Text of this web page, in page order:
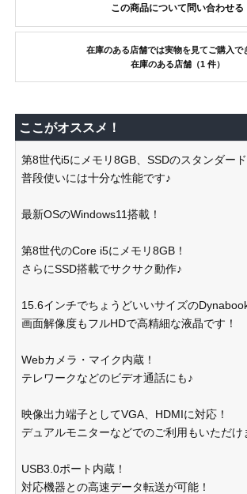
この商品について問い合わせる
在庫のある店舗では実物を見てご購入で
在庫のある店舗（1 件）
ここがオススメ！
第8世代i5にメモリ8GB、SSDのスタンダード
普段使いには十分な性能です♪
最新OSのWindows11搭載！
第8世代のCore i5にメモリ8GB！
さらにSSD搭載でサクサク動作♪
15.6インチでちょうどいいサイズの
画面解像度もフルHDで高精細な液晶です！
Webカメラ・マイク内蔵！
テレワークなどのビデオ通話にも♪
映像出力端子としてVGA、HDMIに対応！
デュアルモニターなどでのご利用もいただけ
USB3.0ポート内蔵！
対応機器との高速データ転送が可能！